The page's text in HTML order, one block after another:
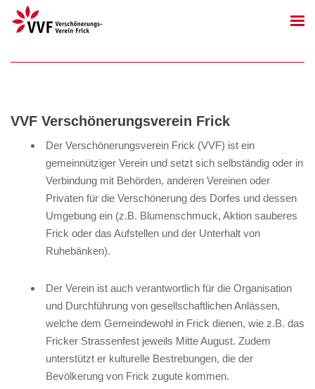
VVF Verschönerungsverein Frick
Der Verschönerungsverein Frick (VVF) ist ein
gemeinnütziger Verein und setzt sich selbständig oder in
Verbindung mit Behörden, anderen Vereinen oder
Privaten für die Verschönerung des Dorfes und dessen
Umgebung ein (z.B. Blumenschmuck, Aktion sauberes
Frick oder das Aufstellen und der Unterhalt von
Ruhebänken).
Der Verein ist auch verantwortlich für die Organisation
und Durchführung von gesellschaftlichen Anlässen,
welche dem Gemeindewohl in Frick dienen, wie z.B. das
Fricker Strassenfest jeweils Mitte August. Zudem
unterstützt er kulturelle Bestrebungen, die der
Bevölkerung von Frick zugute kommen.